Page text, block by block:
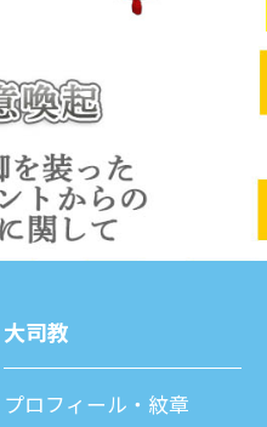
⼤司教
プロフィール・紋章